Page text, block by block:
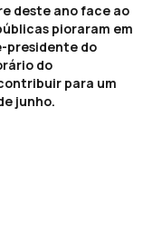
deste ano face ao
pioraram em
presidente do
do
para um
junho.